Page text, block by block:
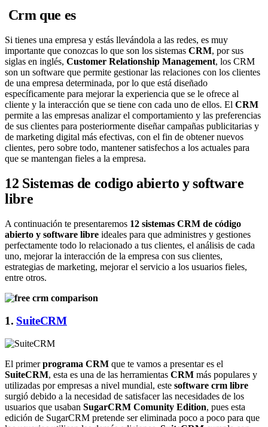
Crm que es
Si tienes una empresa y estás llevándola a las redes, es muy
importante que conozcas lo que son los sistemas CRM, por sus
siglas en inglés, Customer Relationship Management, los CRM
son un software que permite gestionar las relaciones con los clientes
de una empresa determinada, por lo que está diseñado
específicamente para mejorar la experiencia que se le ofrece al
cliente y la interacción que se tiene con cada uno de ellos. El CRM
permite a las empresas analizar el comportamiento y las preferencias
de sus clientes para posteriormente diseñar campañas publicitarias y
de marketing digital más efectivas, con el fin de obtener nuevos
clientes, pero sobre todo, mantener satisfechos a los actuales para
que se mantengan fieles a la empresa.
12 Sistemas de codigo abierto y software
libre
A continuación te presentaremos 12 sistemas CRM de código
abierto y software libre ideales para que administres y gestiones
perfectamente todo lo relacionado a tus clientes, el análisis de cada
uno, mejorar la interacción de la empresa con sus clientes,
estrategias de marketing, mejorar el servicio a los usuarios fieles,
entre otros.
1. SuiteCRM
El primerprograma CRM que te vamos a presentar es el
SuiteCRM, esta es una de las herramientas CRM más populares y
utilizadas por empresas a nivel mundial, este software crm libre
surgió debido a la necesidad de satisfacer las necesidades de los
usuarios que usaban SugarCRM Comunity Edition, pues esta
edición de SugarCRM pretende ser eliminada poco a poco para que